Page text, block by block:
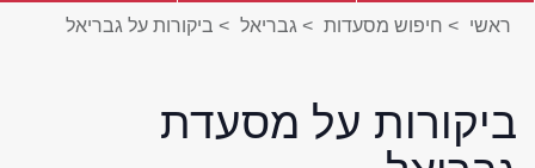
ראשי > חיפוש מסעדות > גבריאל > ביקורות על גבריאל
ביקורות על מסעדת